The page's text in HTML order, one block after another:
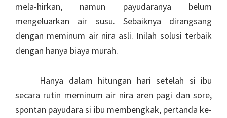
mela-hirkan, namun payudaranya belum
mengeluarkan air susu. Sebaiknya dirangsang
dengan meminum air nira asli. Inilah solusi terbaik
dengan hanya biaya murah.
Hanya dalam hitungan hari setelah si ibu
secara rutin meminum air nira aren pagi dan sore,
spontan payudara si ibu membengkak, pertanda ke-